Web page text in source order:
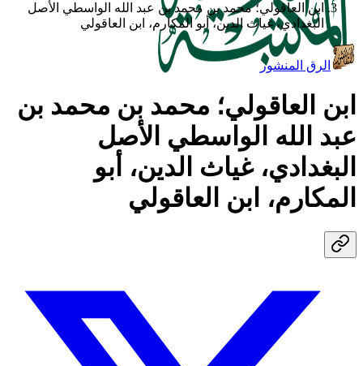
ابن العاقولي؛ محمد بن محمد بن عبد الله الواسطي الأصل
البغدادي، غياث الدين، أبو المكارم، ابن العاقولي
الرق المنشور
ابن العاقولي؛ محمد بن محمد بن
عبد الله الواسطي الأصل
البغدادي، غياث الدين، أبو
المكارم، ابن العاقولي